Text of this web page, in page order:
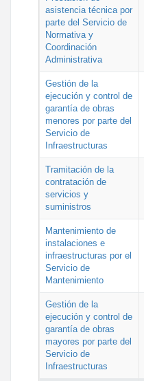
asistencia técnica por
parte del Servicio de
Normativa y
Coordinación
Administrativa
Gestión de la
ejecución y control de
garantía de obras
menores por parte del
Servicio de
Infraestructuras
Tramitación de la
contratación de
servicios y
suministros
Mantenimiento de
instalaciones e
infraestructuras por el
Servicio de
Mantenimiento
Gestión de la
ejecución y control de
garantía de obras
mayores por parte del
Servicio de
Infraestructuras